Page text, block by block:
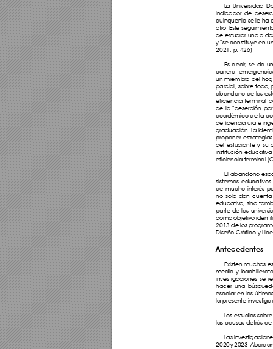
La Universidad
indicador de
quinquenio se le ha
otro. Este
de estudiar uno o
y “se constituye en
2021, p. 426).
Es decir, se da
carrera,
un miembro del
parcial, sobre todo,
abandono de los
eficiencia terminal
de la “deserción
académico de la
de licenciatura e
graduación. La
proponer
del estudiante y su
institución educativa
eficiencia terminal
El abandono
sistemas
de mucho interés
no solo dan
educativo, sino
parte de las
como objetivo
2013 de los
Diseño Gráfico y
Antecedentes
Existen muchos
medio y
investigaciones se
hacer una
escolar en los
la presente
Los estudios
las causas detrás
Las
2020 y 2023.